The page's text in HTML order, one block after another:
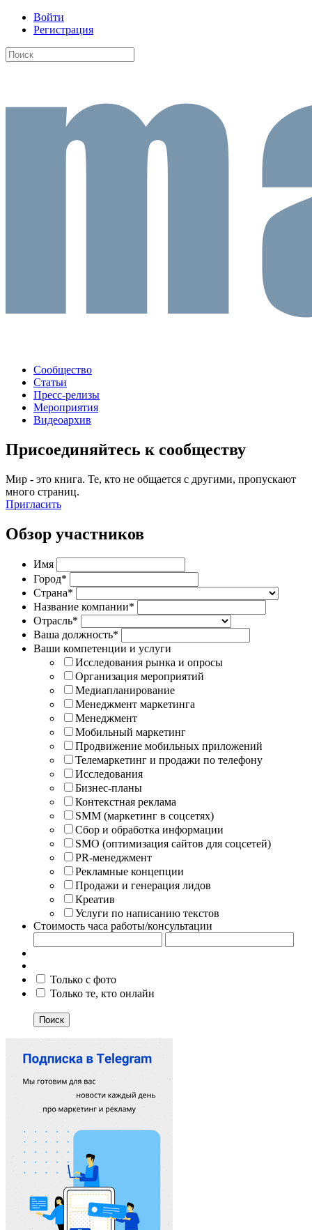
Войти
Регистрация
Сообщество
Статьи
Пресс-релизы
Мероприятия
Видеоархив
Присоединяйтесь к сообществу
Мир - это книга. Те, кто не общается с другими, пропускают
много страниц.
Пригласить
Обзор участников
Имя
Город*
Страна*
Название компании*
Отрасль*
Ваша должность*
Ваши компетенции и услуги
Исследования рынка и опросы
Организация мероприятий
Медиапланирование
Менеджмент маркетинга
Менеджмент
Мобильный маркетинг
Продвижение мобильных приложений
Телемаркетинг и продажи по телефону
Исследования
Бизнес-планы
Контекстная реклама
SMM (маркетинг в соцсетях)
Сбор и обработка информации
SMO (оптимизация сайтов для соцсетей)
PR-менеджмент
Рекламные концепции
Продажи и генерация лидов
Креатив
Услуги по написанию текстов
Стоимость часа работы/консультации
Только с фото
Только те, кто онлайн
Поиск